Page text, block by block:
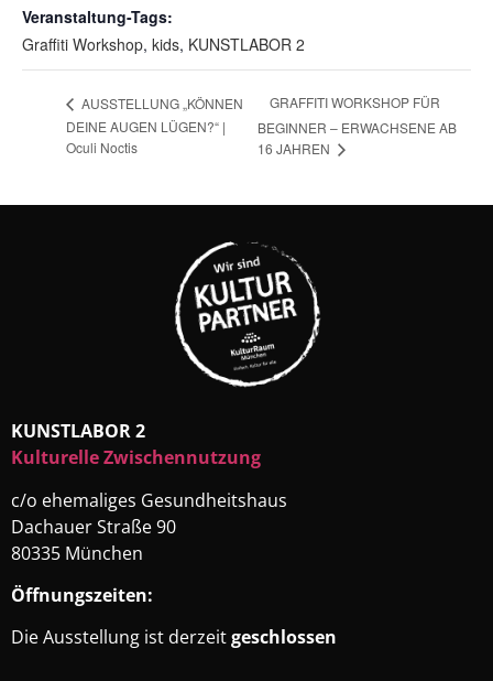
Veranstaltung-Tags:
Graffiti Workshop, kids, KUNSTLABOR 2
AUSSTELLUNG „KÖNNEN
DEINE AUGEN LÜGEN?“ |
Oculi Noctis
GRAFFITI WORKSHOP FÜR
BEGINNER – ERWACHSENE AB
16 JAHREN
KUNSTLABOR 2
Kulturelle Zwischennutzung
c/o ehemaliges Gesundheitshaus
Dachauer Straße 90
80335 München
Öffnungszeiten:
Die Ausstellung ist derzeitgeschlossen